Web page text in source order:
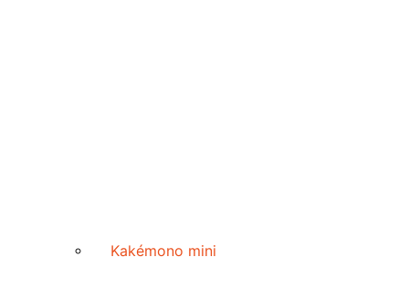
Kakémono mini